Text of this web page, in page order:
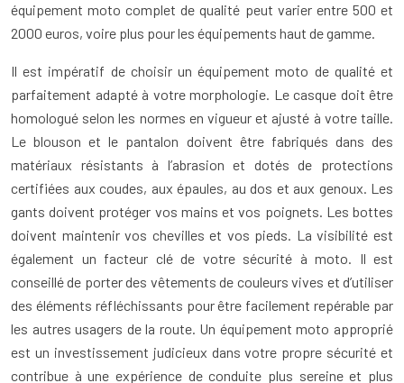
équipement moto complet de qualité peut varier entre 500 et
2000 euros, voire plus pour les équipements haut de gamme.
Il est impératif de choisir un équipement moto de qualité et
parfaitement adapté à votre morphologie. Le casque doit être
homologué selon les normes en vigueur et ajusté à votre taille.
Le blouson et le pantalon doivent être fabriqués dans des
matériaux résistants à l’abrasion et dotés de protections
certifiées aux coudes, aux épaules, au dos et aux genoux. Les
gants doivent protéger vos mains et vos poignets. Les bottes
doivent maintenir vos chevilles et vos pieds. La visibilité est
également un facteur clé de votre sécurité à moto. Il est
conseillé de porter des vêtements de couleurs vives et d’utiliser
des éléments réfléchissants pour être facilement repérable par
les autres usagers de la route. Un équipement moto approprié
est un investissement judicieux dans votre propre sécurité et
contribue à une expérience de conduite plus sereine et plus